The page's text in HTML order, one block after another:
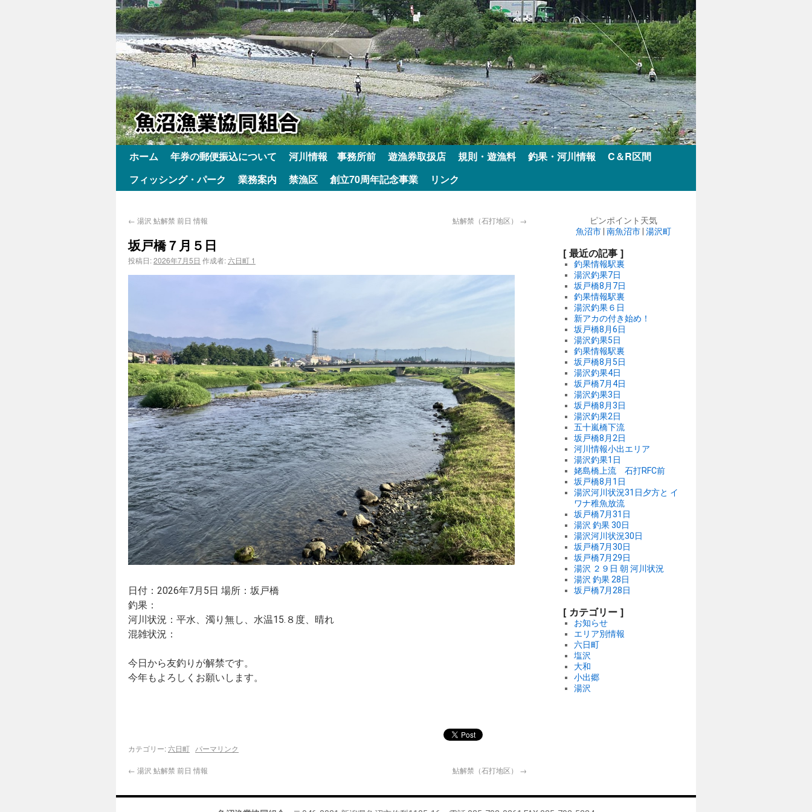
ホーム 年券の郵便振込について 河川情報 事務所前 遊漁券取扱店 規則・遊漁料 釣果・河川情報
C＆R区間
フィッシング・パーク
業務案内 禁漁区 創立70周年記念事業 リンク
← 湯沢 鮎解禁 前日 情報 鮎解禁（石打地区） →
坂戸橋７月５日
投稿日:2026年7月5日 作成者:六日町 1
日付：2026年7月5日 場所：坂戸橋
釣果：
河川状況：平水、濁り無し、水温15.８度、晴れ
混雑状況：
今日から友釣りが解禁です。
今年もよろしくお願いします。
カテゴリー:六日町 パーマリンク
← 湯沢 鮎解禁 前日 情報 鮎解禁（石打地区） →
ピンポイント天気
魚沼市 南魚沼市 湯沢町
[ 最近の記事 ]
釣果情報駅裏
湯沢釣果7日
坂戸橋8月7日
釣果情報駅裏
湯沢釣果６日
新アカの付き始め！
坂戸橋8月6日
湯沢釣果5日
釣果情報駅裏
坂戸橋8月5日
湯沢釣果4日
坂戸橋7月4日
湯沢釣果3日
坂戸橋8月3日
湯沢釣果2日
五十嵐橋下流
坂戸橋8月2日
河川情報小出エリア
湯沢釣果1日
姥島橋上流 石打RFC前
坂戸橋8月1日
湯沢河川状況31日夕方と イ
ワナ稚魚放流
坂戸橋7月31日
湯沢 釣果 30日
湯沢河川状況30日
坂戸橋7月30日
坂戸橋7月29日
湯沢 ２９日 朝 河川状況
湯沢 釣果 28日
坂戸橋7月28日
[ カテゴリー ]
お知らせ
エリア別情報
六日町
塩沢
大和
小出郷
湯沢